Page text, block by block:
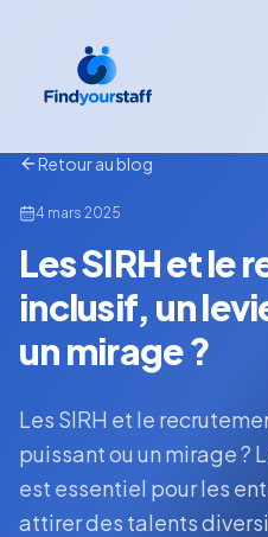
Retour au blog
4 mars 2025
Les SIRH et le
inclusif, un
un mirage ?
Les SIRH et le
puissant ou un mirage ?
est essentiel pour les
attirer des talents